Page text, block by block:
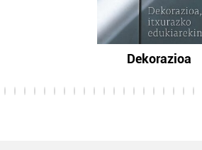
Dekorazioa